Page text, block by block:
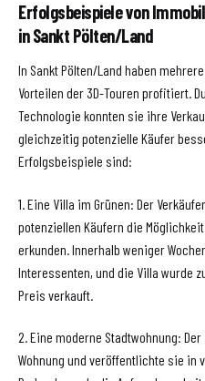
Erfolgsbeispiele von
in Sankt Pölten/Land
In Sankt Pölten/Land haben
Vorteilen der 3D-Touren profitiert.
Technologie konnten sie ihre
gleichzeitig potenzielle Käufer
Erfolgsbeispiele sind:
1. Eine Villa im Grünen: Der
potenziellen Käufern die
erkunden. Innerhalb weniger
Interessenten, und die Villa wurde
Preis verkauft.
2. Eine moderne Stadtwohnung:
Wohnung und veröffentlichte sie in